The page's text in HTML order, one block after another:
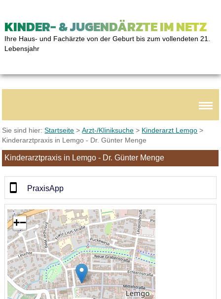
KINDER- & JUGENDÄRZTE IM NETZ
Ihre Haus- und Fachärzte von der Geburt bis zum vollendeten 21.
Lebensjahr
Sie sind hier:Startseite >Arzt-/Kliniksuche > Kinderarzt Lemgo >
Kinderarztpraxis in Lemgo - Dr. Günter Menge
Kinderarztpraxis in Lemgo - Dr. Günter Menge
PraxisApp
+−